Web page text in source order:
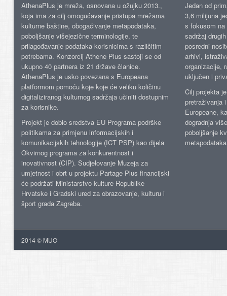
AthenaPlus je mreža, osnovana u ožujku 2013.,
koja ima za cilj omogućavanje pristupa mrežama
kulturne baštine, obogaćivanje metapodataka,
poboljšanje višejezične terminologije, te
prilagođavanje podataka korisnicima s različitim
potrebama. Konzorcij Athene Plus sastoji se od
ukupno 40 partnera iz 21 države članice.
AthenaPlus je usko povezana s Europeana
platformom pomoću koje koje će veliku količinu
digitaliziranog kulturnog sadržaja učiniti dostupnim
za korisnike.
Projekt je dobio sredstva EU Programa podrške
politikama za primjenu informacijskih i
komunikacijskih tehnologije (ICT PSP) kao dijela
Okvirnog programa za konkurentnost i
inovativnost (CIP). Sudjelovanje Muzeja za
umjetnost i obrt u projektu Partage Plus financijski
će podržati Ministarstvo kulture Republike
Hrvatske i Gradski ured za obrazovanje, kulturu i
šport grada Zagreba.
Jedan od
3,6 milijuna
s fokusom
sadržaj
posredni
arhivi,
organizacije,
uključen i
Cilj projekta
pretraživanja
Europeane,
dogradnja
poboljšanje
2014 © MUO